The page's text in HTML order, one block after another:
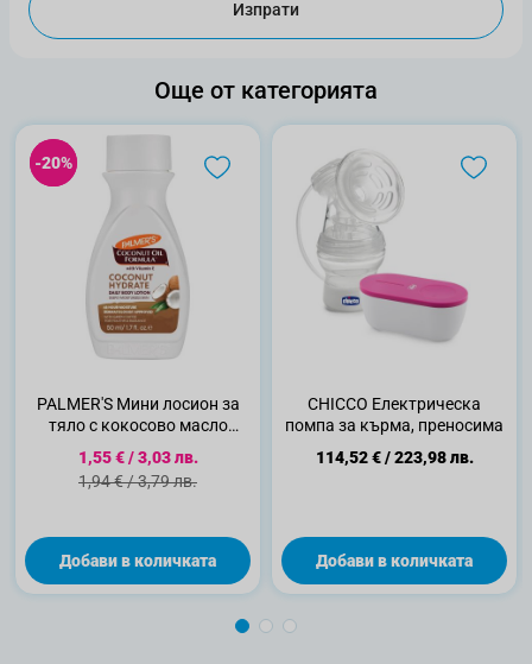
Изпрати
Още от категорията
-20%
-20%
PALMER'S Мини лосион за
тяло с кокосово масло
50мл.
Специална цена
1,55 €/3,03 лв.
Стандартна цена
1,94 €/3,79 лв.
Добави в количката
CHICCO Електрическа
помпа за кърма, преносима
114,52 €/223,98 лв.
Добави в количката